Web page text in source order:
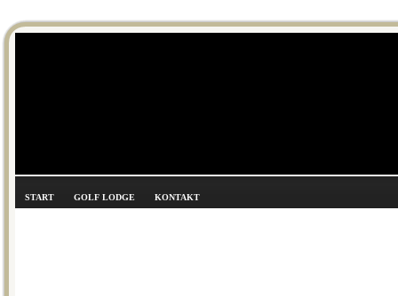
START GOLF LODGE KONTAKT